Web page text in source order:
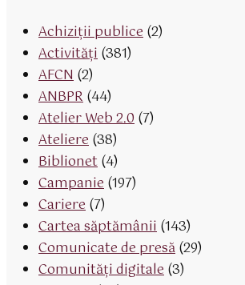
Achiziții publice(2)
Activităţi(381)
AFCN(2)
ANBPR(44)
Atelier Web 2.0(7)
Ateliere(38)
Biblionet(4)
Campanie(197)
Cariere(7)
Cartea săptămânii(143)
Comunicate de presă(29)
Comunități digitale(3)